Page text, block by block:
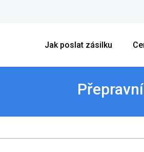
Jak poslat zásilku